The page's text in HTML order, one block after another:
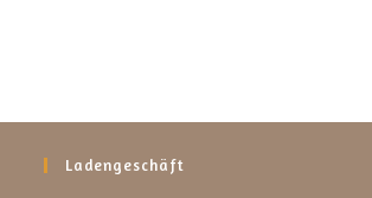
Ladengeschäft